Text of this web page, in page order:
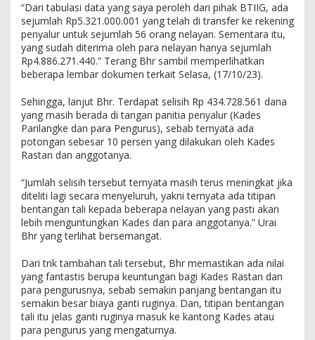
“Dari tabulasi data yang saya peroleh dari pihak BTIIG, ada
sejumlah Rp5.321.000.001 yang telah di transfer ke rekening
penyalur untuk sejumlah 56 orang nelayan. Sementara itu,
yang sudah diterima oleh para nelayan hanya sejumlah
Rp4.886.271.440.” Terang Bhr sambil memperlihatkan
beberapa lembar dokumen terkait Selasa, (17/10/23).
Sehingga, lanjut Bhr. Terdapat selisih Rp 434.728.561 dana
yang masih berada di tangan panitia penyalur (Kades
Parilangke dan para Pengurus), sebab ternyata ada
potongan sebesar 10 persen yang dilakukan oleh Kades
Rastan dan anggotanya.
“Jumlah selisih tersebut ternyata masih terus meningkat jika
diteliti lagi secara menyeluruh, yakni ternyata ada titipan
bentangan tali kepada beberapa nelayan yang pasti akan
lebih menguntungkan Kades dan para anggotanya.” Urai
Bhr yang terlihat bersemangat.
Dari trik tambahan tali tersebut, Bhr memastikan ada nilai
yang fantastis berupa keuntungan bagi Kades Rastan dan
para pengurusnya, sebab semakin panjang bentangan itu
semakin besar biaya ganti ruginya. Dan, titipan bentangan
tali itu jelas ganti ruginya masuk ke kantong Kades atau
para pengurus yang mengaturnya.